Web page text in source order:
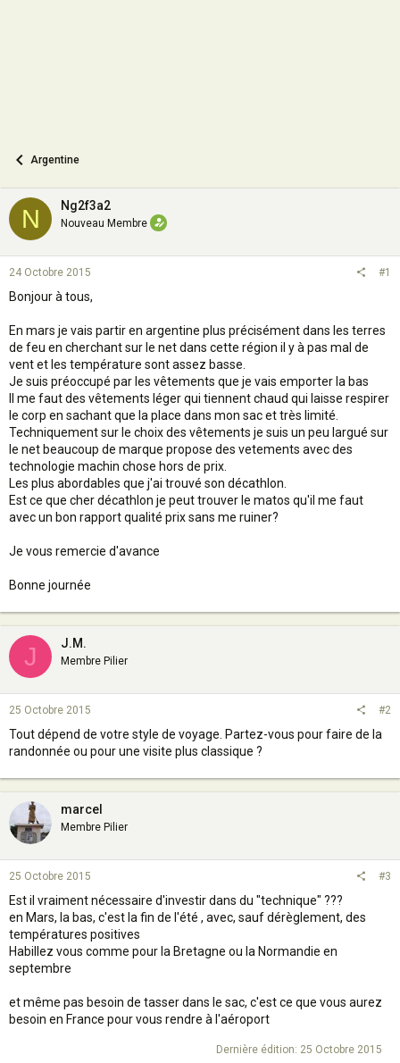
Argentine
N Ng2f3a2
Nouveau Membre
24 Octobre 2015 #1
Bonjour à tous,
En mars je vais partir en argentine plus précisément dans les terres
de feu en cherchant sur le net dans cette région il y à pas mal de
vent et les température sont assez basse.
Je suis préoccupé par les vêtements que je vais emporter la bas
Il me faut des vêtements léger qui tiennent chaud qui laisse respirer
le corp en sachant que la place dans mon sac et très limité.
Techniquement sur le choix des vêtements je suis un peu largué sur
le net beaucoup de marque propose des vetements avec des
technologie machin chose hors de prix.
Les plus abordables que j'ai trouvé son décathlon.
Est ce que cher décathlon je peut trouver le matos qu'il me faut
avec un bon rapport qualité prix sans me ruiner?
Je vous remercie d'avance
Bonne journée
J J.M.
Membre Pilier
25 Octobre 2015 #2
Tout dépend de votre style de voyage. Partez-vous pour faire de la
randonnée ou pour une visite plus classique ?
marcel
Membre Pilier
25 Octobre 2015 #3
Est il vraiment nécessaire d'investir dans du "technique" ???
en Mars, la bas, c'est la fin de l'été , avec, sauf dérèglement, des
températures positives
Habillez vous comme pour la Bretagne ou la Normandie en
septembre
et même pas besoin de tasser dans le sac, c'est ce que vous aurez
besoin en France pour vous rendre à l'aéroport
Dernière édition: 25 Octobre 2015